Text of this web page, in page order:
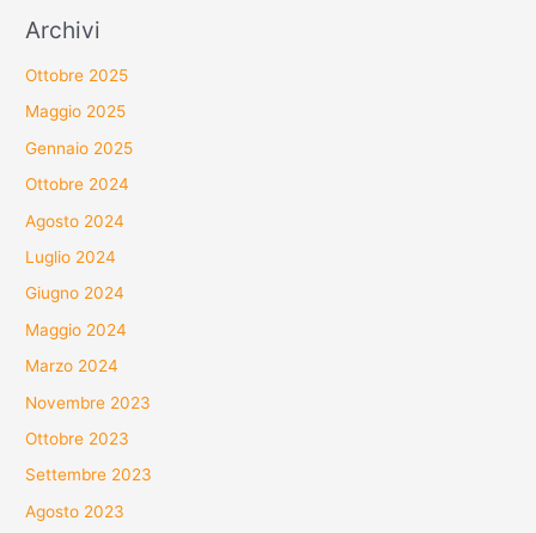
Archivi
Ottobre 2025
Maggio 2025
Gennaio 2025
Ottobre 2024
Agosto 2024
Luglio 2024
Giugno 2024
Maggio 2024
Marzo 2024
Novembre 2023
Ottobre 2023
Settembre 2023
Agosto 2023